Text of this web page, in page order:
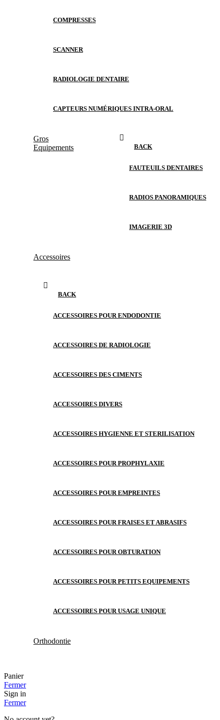
COMPRESSES
SCANNER
RADIOLOGIE DENTAIRE
CAPTEURS NUMÉRIQUES INTRA-ORAL
Gros
Equipements
BACK
FAUTEUILS DENTAIRES
RADIOS PANORAMIQUES
IMAGERIE 3D
Accessoires
BACK
ACCESSOIRES POUR ENDODONTIE
ACCESSOIRES DE RADIOLOGIE
ACCESSOIRES DES CIMENTS
ACCESSOIRES DIVERS
ACCESSOIRES HYGIENNE ET STERILISATION
ACCESSOIRES POUR PROPHYLAXIE
ACCESSOIRES POUR EMPREINTES
ACCESSOIRES POUR FRAISES ET ABRASIFS
ACCESSOIRES POUR OBTURATION
ACCESSOIRES POUR PETITS EQUIPEMENTS
ACCESSOIRES POUR USAGE UNIQUE
Orthodontie
Panier
Fermer
Sign in
Fermer